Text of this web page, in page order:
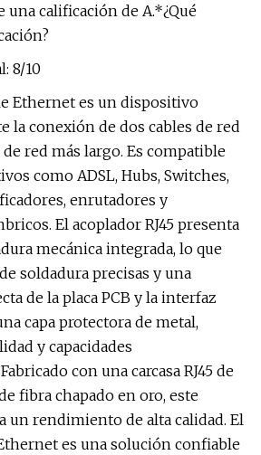
una calificación de A.*¿Qué
8/10
Ethernet es un dispositivo
la conexión de dos cables de red
red más largo. Es compatible
como ADSL, Hubs, Switches,
enrutadores y
El acoplador RJ45 presenta
mecánica integrada, lo que
soldadura precisas y una
de la placa PCB y la interfaz
capa protectora de metal,
y capacidades
con una carcasa RJ45 de
fibra chapado en oro, este
un rendimiento de alta calidad. El
es una solución confiable